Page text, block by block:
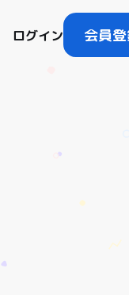
ログイン 会員